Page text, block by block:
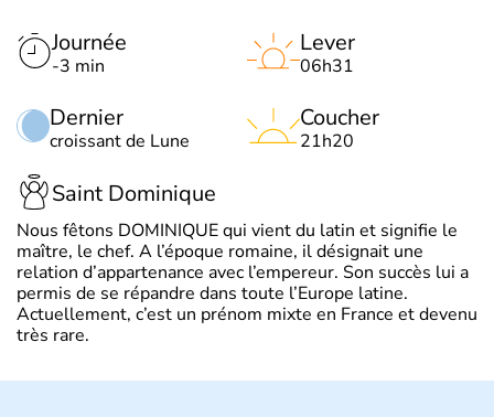
Journée
-3 min
Dernier
croissant de Lune
Lever
06h31
Coucher
21h20
Saint Dominique
Nous fêtons DOMINIQUE qui vient du latin et signifie le
maître, le chef. A l’époque romaine, il désignait une
relation d’appartenance avec l’empereur. Son succès lui a
permis de se répandre dans toute l’Europe latine.
Actuellement, c’est un prénom mixte en France et devenu
très rare.